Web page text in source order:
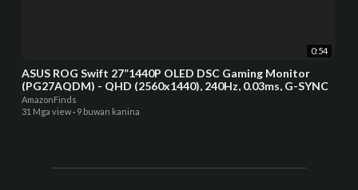
0:54
ASUS ROG Swift 27”1440P OLED DSC Gaming Monitor
(PG27AQDM) - QHD (2560x1440), 240Hz, 0.03ms, G-SYNC
AmazonFinds
31 Mga view· 9 buwan kanina